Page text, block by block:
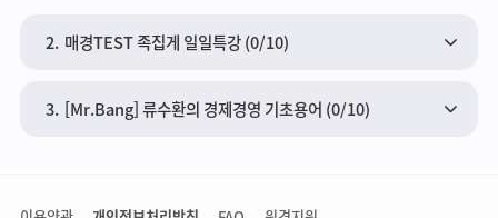
2. 매경TEST 족집게 일일특강 (0/10)
3. [Mr.Bang] 류수환의 경제경영 기초용어 (0/10)